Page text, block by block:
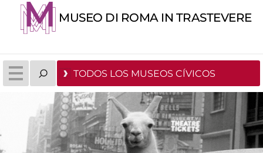
MUSEO DI ROMA IN TRASTEVERE
TODOS LOS MUSEOS CÍVICOS